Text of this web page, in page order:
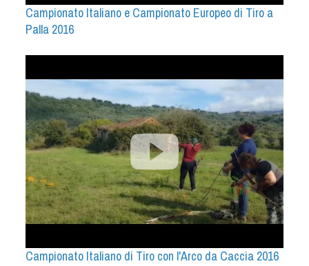
Campionato Italiano e Campionato Europeo di Tiro a
Palla 2016
Campionato Italiano di Tiro con l'Arco da Caccia 2016